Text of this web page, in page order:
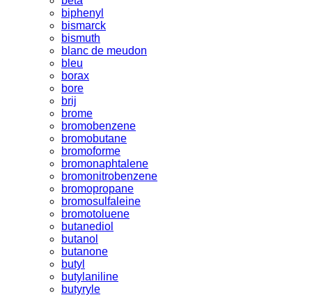
biphenyl
bismarck
bismuth
blanc de meudon
bleu
borax
bore
brij
brome
bromobenzene
bromobutane
bromoforme
bromonaphtalene
bromonitrobenzene
bromopropane
bromosulfaleine
bromotoluene
butanediol
butanol
butanone
butyl
butylaniline
butyryle